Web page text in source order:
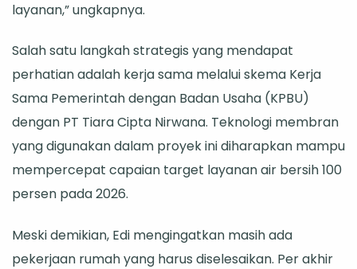
layanan,” ungkapnya.
Salah satu langkah strategis yang mendapat
perhatian adalah kerja sama melalui skema Kerja
Sama Pemerintah dengan Badan Usaha (KPBU)
dengan PT Tiara Cipta Nirwana. Teknologi membran
yang digunakan dalam proyek ini diharapkan mampu
mempercepat capaian target layanan air bersih 100
persen pada 2026.
Meski demikian, Edi mengingatkan masih ada
pekerjaan rumah yang harus diselesaikan. Per akhir